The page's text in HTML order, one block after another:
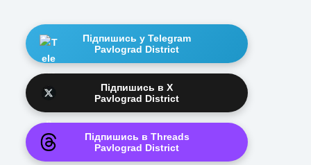
Підпишись у Telegram
Pavlograd District
Підпишись в X
Pavlograd District
Підпишись в Threads
Pavlograd District